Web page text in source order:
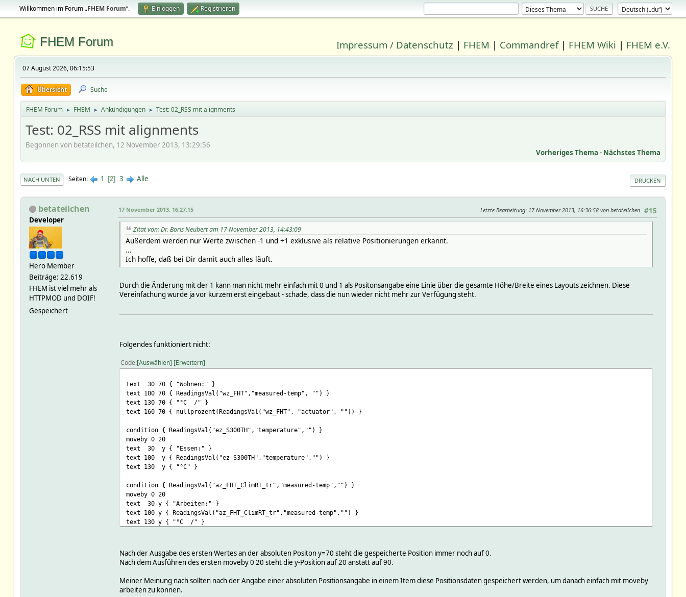
Willkommen im Forum „FHEM Forum“. Einloggen Registrieren
FHEM Forum Impressum / Datenschutz | FHEM | Commandref| FHEM Wiki | FHEM e.V.
07 August 2026, 06:15:53
Übersicht Suche
FHEM Forum ► FHEM ► Ankündigungen ► Test: 02_RSS mit alignments
Test: 02_RSS mit alignments
Begonnen von betateilchen, 12 November 2013, 13:29:56
Vorheriges Thema - Nächstes Thema
DRUCKEN
NACH UNTEN Seiten 1 2 3 Alle
betateilchen
Developer
Hero Member
Beiträge: 22.619
FHEM ist viel mehr als
HTTPMOD und DOIF!
Gespeichert
#15
17 November 2013, 16:27:15 Letzte Bearbeitung: 17 November 2013, 16:36:58 von betateilchen
Zitat von: Dr. Boris Neubert am 17 November 2013, 14:43:09
Außerdem werden nur Werte zwischen -1 und +1 exklusive als relative Positionierungen erkannt.
...
Ich hoffe, daß bei Dir damit auch alles läuft.
Durch die Änderung mit der 1 kann man nicht mehr einfach mit 0 und 1 als Positonsangabe eine Linie über die gesamte Höhe/Breite eines Layouts zeichnen. Diese
Vereinfachung wurde ja vor kurzem erst eingebaut - schade, dass die nun wieder nicht mehr zur Verfügung steht.
Folgendes funktioniert nicht:
Code Auswählen Erweitern
text 30 70 { "Wohnen:" }
text 100 70 { ReadingsVal("wz_FHT","measured-temp", "") }
text 130 70 { "°C /" }
text 160 70 { nullprozent(ReadingsVal("wz_FHT", "actuator", "")) }
condition { ReadingsVal("ez_S300TH","temperature","") }
moveby 0 20
text 30 y { "Essen:" }
text 100 y { ReadingsVal("ez_S300TH","temperature","") }
text 130 y { "°C" }
condition { ReadingsVal("az_FHT_ClimRT_tr","measured-temp","") }
moveby 0 20
text 30 y { "Arbeiten:" }
text 100 y { ReadingsVal("az_FHT_ClimRT_tr","measured-temp","") }
text 130 y { "°C /" }
Nach der Ausgabe des ersten Wertes an der absoluten Positon y=70 steht die gespeicherte Position immer noch auf 0.
Nach dem Ausführen des ersten moveby 0 20 steht die y-Position auf 20 anstatt auf 90.
Meiner Meinung nach sollten nach der Angabe einer absoluten Positionsangabe in einem Item diese Positionsdaten gespeichert werden, um danach einfach mit moveby
arbeiten zu können.